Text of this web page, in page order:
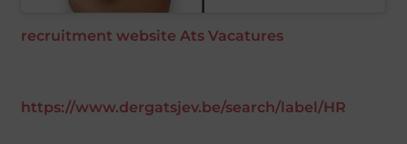
recruitment website Ats Vacatures
https://www.dergatsjev.be/search/label/HR